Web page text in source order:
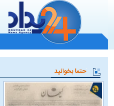
حتما بخوانید